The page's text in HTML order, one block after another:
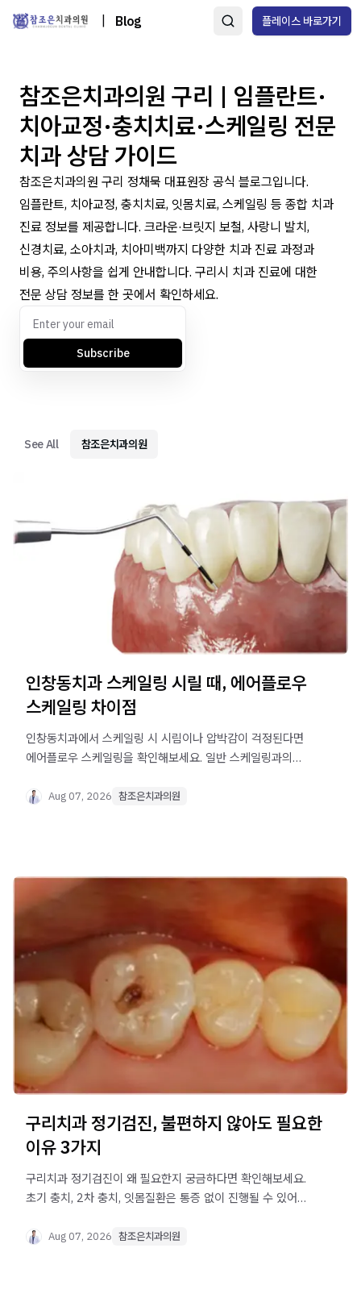
Blog 플레이스 바로가기
참조은치과의원 구리 | 임플란트·
치아교정·충치치료·스케일링 전문
치과 상담 가이드
참조은치과의원 구리 정채묵 대표원장 공식 블로그입니다.
임플란트, 치아교정, 충치치료, 잇몸치료, 스케일링 등 종합 치과
진료 정보를 제공합니다. 크라운·브릿지 보철, 사랑니 발치,
신경치료, 소아치과, 치아미백까지 다양한 치과 진료 과정과
비용, 주의사항을 쉽게 안내합니다. 구리시 치과 진료에 대한
전문 상담 정보를 한 곳에서 확인하세요.
Subscribe
See All 참조은치과의원
인창동치과 스케일링 시릴 때, 에어플로우
스케일링 차이점
인창동치과에서 스케일링 시 시림이나 압박감이 걱정된다면
에어플로우 스케일링을 확인해보세요. 일반 스케일링과의
Aug 07, 2026 참조은치과의원
구리치과 정기검진, 불편하지 않아도 필요한
이유 3가지
구리치과 정기검진이 왜 필요한지 궁금하다면 확인해보세요.
초기 충치, 2차 충치, 잇몸질환은 통증 없이 진행될 수 있어
Aug 07, 2026 참조은치과의원